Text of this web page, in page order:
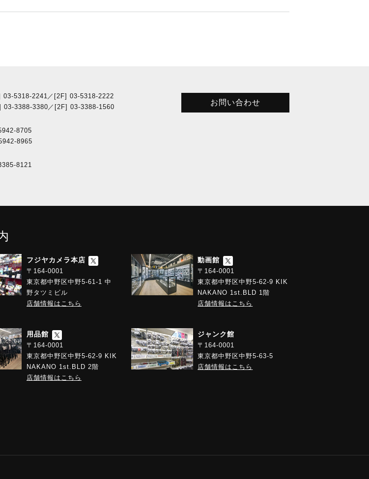
5318-2241／[2F] 03-5318-2222
3388-3380／[2F] 03-3388-1560
8705
8965
8121
お問い合わせ
フジヤカメラ本店
〒164-0001
東京都中野区中野5-61-1 中
野タツミビル
店舗情報はこちら
動画館
〒164-0001
東京都中野区中野5-62-9 KIK
NAKANO 1st.BLD 1階
店舗情報はこちら
用品館
〒164-0001
東京都中野区中野5-62-9 KIK
NAKANO 1st.BLD 2階
店舗情報はこちら
ジャンク館
〒164-0001
東京都中野区中野5-63-5
店舗情報はこちら